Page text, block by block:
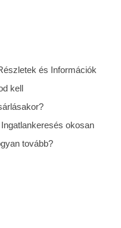
és Információk
kell
okosan
tovább?